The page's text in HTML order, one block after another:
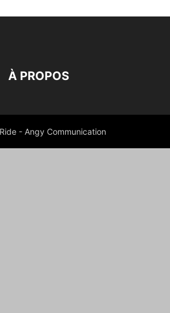
À PROPOS
- Angy Communication